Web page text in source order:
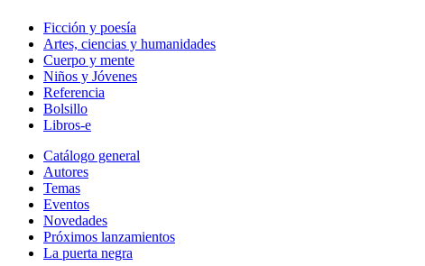
Ficción y poesía
Artes, ciencias y humanidades
Cuerpo y mente
Niños y Jóvenes
Referencia
Bolsillo
Libros-e
Catálogo general
Autores
Temas
Eventos
Novedades
Próximos lanzamientos
La puerta negra